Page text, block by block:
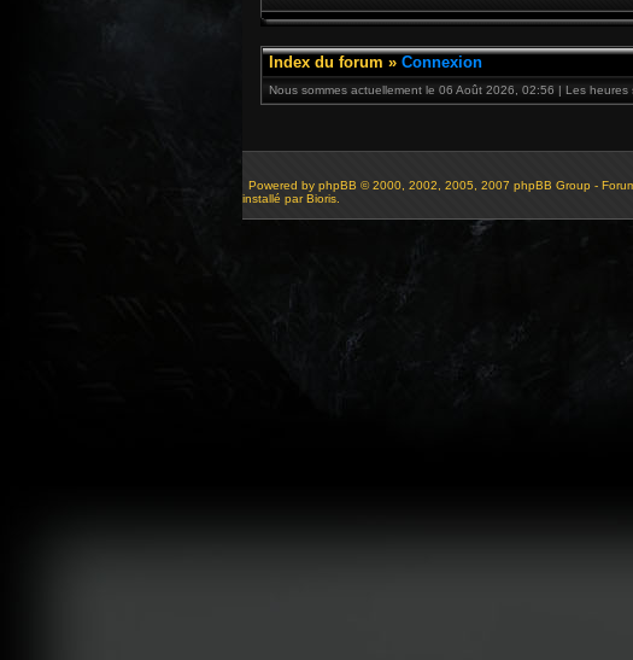
Index du forum » Connexion
Nous sommes actuellement le 06 Août 2026, 02:56 | Les heures
Powered by phpBB © 2000, 2002, 2005, 2007 phpBB Group -
installé par Bioris.